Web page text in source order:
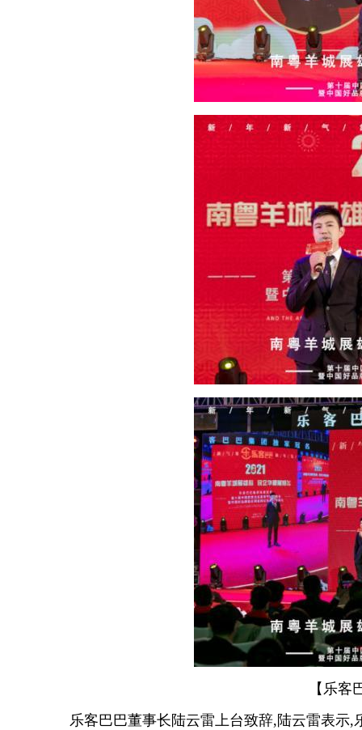
【乐客巴
乐客巴巴董事长陆云雷上台致辞,陆云雷表示,